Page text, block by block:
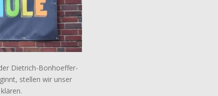
Dietrich-Bonhoeffer-
stellen wir unser